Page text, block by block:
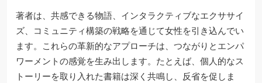
著者は、共感できる物語、インタラクティブなエクササイ
ズ、コミュニティ構築の戦略を通じて女性を引き込んでい
ます。これらの革新的なアプローチは、つながりとエンパ
ワーメントの感覚を生み出します。たとえば、個人的なス
トーリーを取り入れた書籍は深く共鳴し、反省を促しま